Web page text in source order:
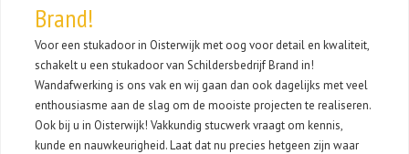
Brand!
Voor een stukadoor in Oisterwijk met oog voor detail en kwaliteit,
schakelt u een stukadoor van Schildersbedrijf Brand in!
Wandafwerking is ons vak en wij gaan dan ook dagelijks met veel
enthousiasme aan de slag om de mooiste projecten te realiseren.
Ook bij u in Oisterwijk! Vakkundig stucwerk vraagt om kennis,
kunde en nauwkeurigheid. Laat dat nu precies hetgeen zijn waar